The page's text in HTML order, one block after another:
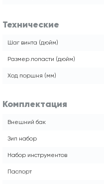
Технические
Шаг винта (дюйм)
Размер лопасти (дюйм)
Ход поршня (мм)
Комплектация
Внешний бак
Зип набор
Набор инструментов
Паспорт